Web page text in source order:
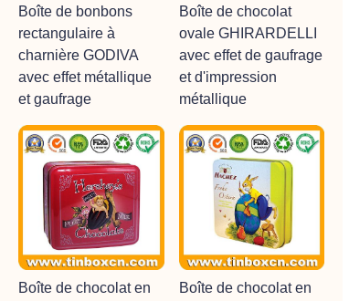
Boîte de bonbons
rectangulaire à
charnière GODIVA
avec effet métallique
et gaufrage
Boîte de chocolat
ovale GHIRARDELLI
avec effet de gaufrage
et d'impression
métallique
Boîte de chocolat en
Boîte de chocolat en